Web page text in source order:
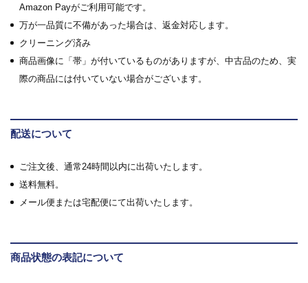
Amazon Payがご利用可能です。
万が一品質に不備があった場合は、返金対応します。
クリーニング済み
商品画像に「帯」が付いているものがありますが、中古品のため、実
際の商品には付いていない場合がございます。
配送について
ご注文後、通常24時間以内に出荷いたします。
送料無料。
メール便または宅配便にて出荷いたします。
商品状態の表記について